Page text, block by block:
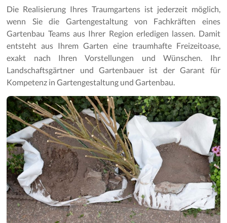
Gartenbau
–
Gartenpflege
Die Realisierung Ihres Traumgartens ist jederzeit möglich,
wenn Sie die Gartengestaltung von Fachkräften eines
Gartenbau Teams aus Ihrer Region erledigen lassen. Damit
entsteht aus Ihrem Garten eine traumhafte Freizeitoase,
exakt nach Ihren Vorstellungen und Wünschen. Ihr
Landschaftsgärtner und Gartenbauer ist der Garant für
Kompetenz in Gartengestaltung und Gartenbau.